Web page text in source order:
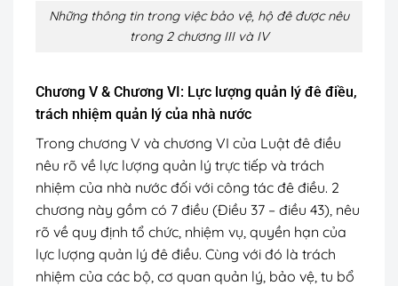
Những thông tin trong việc bảo vệ, hộ đê được nêu
trong 2 chương III và IV
Chương V & Chương VI: Lực lượng quản lý đê điều,
trách nhiệm quản lý của nhà nước
Trong chương V và chương VI của Luật đê điều
nêu rõ về lực lượng quản lý trực tiếp và trách
nhiệm của nhà nước đối với công tác đê điều. 2
chương này gồm có 7 điều (Điều 37 – điều 43), nêu
rõ về quy định tổ chức, nhiệm vụ, quyền hạn của
lực lượng quản lý đê điều. Cùng với đó là trách
nhiệm của các bộ, cơ quan quản lý, bảo vệ, tu bổ